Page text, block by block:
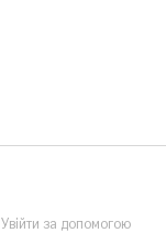
Увійти за допомогою